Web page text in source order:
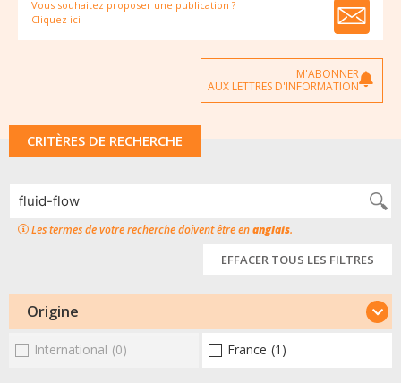
Vous souhaitez proposer une publication ?
Cliquez ici
M'ABONNER
AUX LETTRES D'INFORMATION
CRITÈRES DE RECHERCHE
Les termes de votre recherche doivent être enanglais.
EFFACER TOUS LES FILTRES
Origine
International (0) France (1)